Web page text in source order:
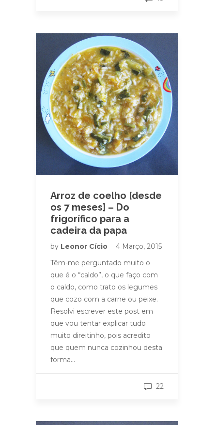
Arroz de coelho [desde
os 7 meses] – Do
frigorífico para a
cadeira da papa
by Leonor Cício
4 Março, 2015
Têm-me perguntado muito o
que é o “caldo”, o que faço com
o caldo, como trato os legumes
que cozo com a carne ou peixe.
Resolvi escrever este post em
que vou tentar explicar tudo
muito direitinho, pois acredito
que quem nunca cozinhou desta
forma…
22